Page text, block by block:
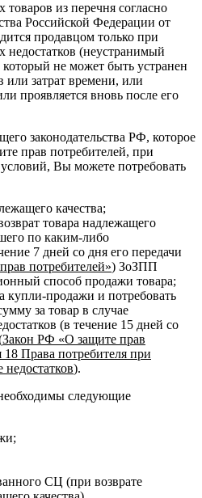
из перечня согласно
Российской Федерации от
продавцом только при
(неустранимый
который не может быть устранен
или затрат времени, или
проявляется вновь после его
законодательства РФ, которое
прав потребителей, при
Вы можете потребовать
качества;
товара надлежащего
по каким-либо
7 дней со дня его передачи
потребителей») ЗоЗПП
способ продажи товара;
купли-продажи и потребовать
за товар в случае
(в течение 15 дней со
Закон РФ «О защите прав
18 Права потребителя при
).
следующие
СЦ (при возврате